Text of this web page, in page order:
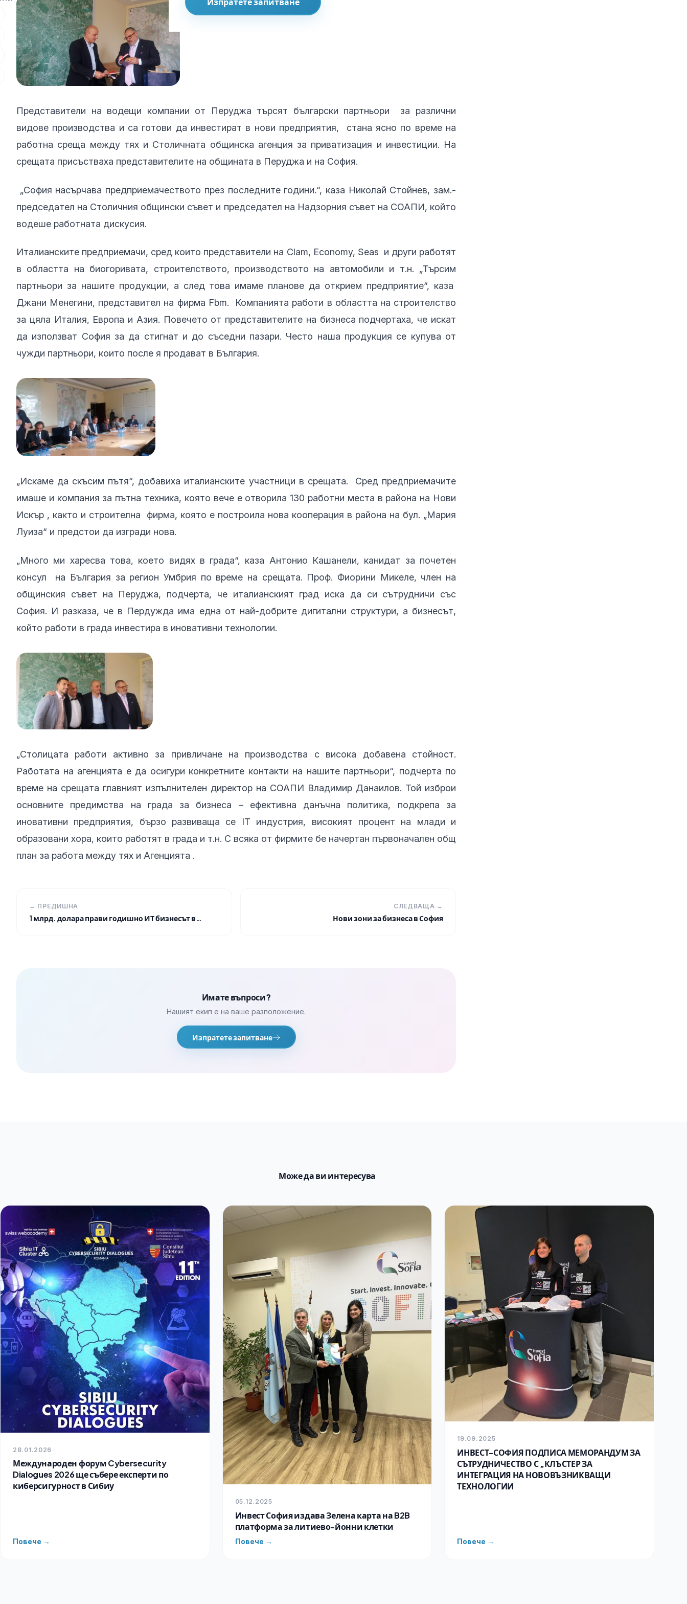
Представители на водещи компании от Перуджа търсят български партньори за различни
видове производства и са готови да инвестират в нови предприятия, стана ясно по време на
работна среща между тях и Столичната общинска агенция за приватизация и инвестиции. На
срещата присъстваха представителите на общината в Перуджа и на София.
„София насърчава предприемачеството през последните години.“, каза Николай Стойнев, зам.-
председател на Столичния общински съвет и председател на Надзорния съвет на СОАПИ, който
водеше работната дискусия.
Италианските предприемачи, сред които представители на Clam, Economy, Seas и други работят
в областта на биогоривата, строителството, производството на автомобили и т.н. „Търсим
партньори за нашите продукции, а след това имаме планове да открием предприятие“, каза
Джани Менегини, представител на фирма Fbm. Компанията работи в областта на строителство
за цяла Италия, Европа и Азия. Повечето от представителите на бизнеса подчертаха, че искат
да използват София за да стигнат и до съседни пазари. Често наша продукция се купува от
чужди партньори, които после я продават в България.
„Искаме да скъсим пътя“, добавиха италианските участници в срещата. Сред предприемачите
имаше и компания за пътна техника, която вече е отворила 130 работни места в района на Нови
Искър , както и строителна фирма, която е построила нова кооперация в района на бул. „Мария
Луиза“ и предстои да изгради нова.
„Много ми харесва това, което видях в града“, каза Антонио Кашанели, канидат за почетен
консул на България за регион Умбрия по време на срещата. Проф. Фиорини Микеле, член на
общинския съвет на Перуджа, подчерта, че италианският град иска да си сътрудничи със
София. И разказа, че в Пердужда има една от най-добрите дигитални структури, а бизнесът,
който работи в града инвестира в иновативни технологии.
„Столицата работи активно за привличане на производства с висока добавена стойност.
Работата на агенцията е да осигури конкретните контакти на нашите партньори“, подчерта по
време на срещата главният изпълнителен директор на СОАПИ Владимир Данаилов. Той изброи
основните предимства на града за бизнеса – ефективна данъчна политика, подкрепа за
иновативни предприятия, бързо развиваща се IT индустрия, високият процент на млади и
образовани хора, които работят в града и т.н. С всяка от фирмите бе начертан първоначален общ
план за работа между тях и Агенцията .
← ПРЕДИШНА
1 млрд. долара прави годишно ИТ бизнесът в…
СЛЕДВАЩА →
Нови зони за бизнеса в София
Имате въпроси?
Нашият екип е на ваше разположение.
Изпратете запитване
Може да ви интересува
28.01.2026
Международен форум Cybersecurity
Dialogues 2026 ще събере експерти по
киберсигурност в Сибиу
Повече →
05.12.2025
Инвест София издава Зелена карта на B2B
платформа за литиево-йонни клетки
Повече →
19.09.2025
ИНВЕСТ-СОФИЯ ПОДПИСА МЕМОРАНДУМ ЗА
СЪТРУДНИЧЕСТВО С „КЛЪСТЕР ЗА
ИНТЕГРАЦИЯ НА НОВОВЪЗНИКВАЩИ
ТЕХНОЛОГИИ
Повече →